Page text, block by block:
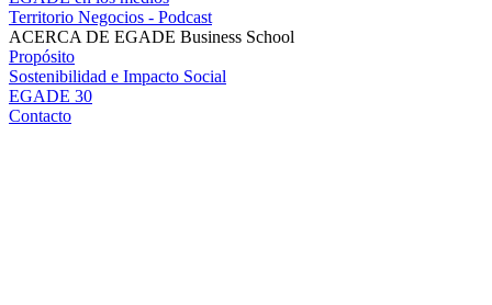
Territorio Negocios - Podcast
ACERCA DE EGADE Business School
Propósito
Sostenibilidad e Impacto Social
EGADE 30
Contacto